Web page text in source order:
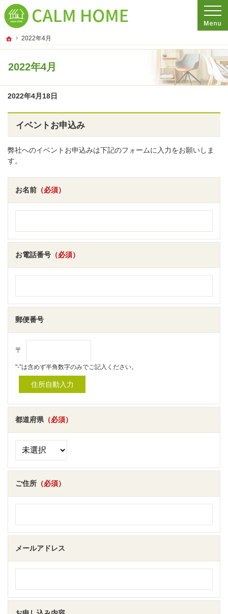
ホーム
2022年4月
2022年4月
プロの目線からご提案。埼玉県さいたま市の注文住宅・新築戸建てを手がける工
埼玉県さいたま市の新築・注文住宅・新築戸建てを手がける工務店ならCALM
2022年4月18日
イベントお申込み
弊社へのイベントお申込みは下記のフォームに入力をお願いしま
す。
お名前 （必須）
お電話番号 （必須）
郵便番号
〒
"-"は含めず半角数字のみでご記入ください。
都道府県 （必須）
ご住所 （必須）
メールアドレス